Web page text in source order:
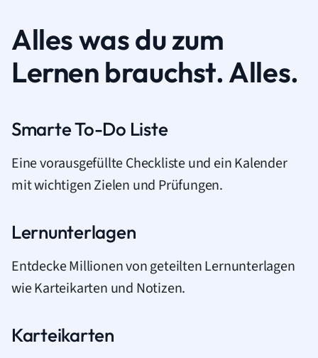
Alles was du zum
Lernen brauchst. Alles.
Smarte To-Do Liste
Eine vorausgefüllte Checkliste und ein Kalender
mit wichtigen Zielen und Prüfungen.
Lernunterlagen
Entdecke Millionen von geteilten Lernunterlagen
wie Karteikarten und Notizen.
Karteikarten